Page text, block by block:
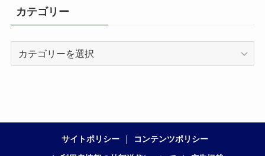
カテゴリー
サイトポリシー コンテンツポリシー